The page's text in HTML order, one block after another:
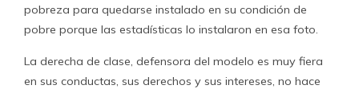
pobreza para quedarse instalado en su condición de
pobre porque las estadísticas lo instalaron en esa foto.
La derecha de clase, defensora del modelo es muy fiera
en sus conductas, sus derechos y sus intereses, no hace